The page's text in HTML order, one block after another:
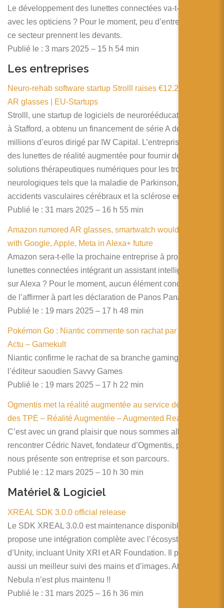
Le développement des lunettes connectées va-t-il se faire
avec les opticiens ? Pour le moment, peu d’entreprises de
ce secteur prennent les devants.
Publié le : 3 mars 2025 – 15 h 54 min
Les entreprises
Neuro-rehab software startup Strolll raises €12.2 million for
AR glasses | EU-Startups
Strolll, une startup de logiciels de neurorééducation basée
à Stafford, a obtenu un financement de série A de 12,2
millions d’euros dirigé par IW Capital. L’entreprise utilise
des lunettes de réalité augmentée pour fournir des
solutions thérapeutiques numériques pour les troubles
neurologiques tels que la maladie de Parkinson, les
accidents vasculaires cérébraux et la sclérose en plaques.
Publié le : 31 mars 2025 – 16 h 55 min
Amazon rumored AR glasses, smartwatch would compete
with Google, Apple, Meta in Alexa+ future
Amazon sera-t-elle la prochaine entreprise à proposer des
lunettes connectées intégrant un assistant intelligent basé
sur Alexa ? Pour le moment, aucun élément concret permet
de l’affirmer à part les déclaration de Panos Panay.
Publié le : 19 mars 2025 – 17 h 48 min
Pokémon Go : Niantic commente son rachat par Scopely –
Actu – Gamekult
Niantic confirme le rachat de sa branche gaming pas
l’éditeur saoudien Savvy Games
Publié le : 19 mars 2025 – 17 h 22 min
Ogmentis met la réalité augmentée au service des PME et
des TPE – Réalité Augmentée – Augmented Reality
C’est avec un grand plaisir que nous sommes allés
rencontrer Cédric Navet, fondateur d’Ogmentis, pour qu’il
nous présente son entreprise et son parcours.
Publié le : 12 mars 2025 – 10 h 30 min
Matériel & Logiciel
XREAL SDK 3.0.0 official release
Le SDK XREAL 3.0.0 est maintenance disponible. Il
propose une intégration complète avec l’écosystème XR
d’Unity, incluant Unity XRI et AR Foundation. Il propose
aussi un meilleur suivi des mains et d’images. Attention
Nebula n’est plus maintenu !!
Publié le : 31 mars 2025 – 16 h 36 min